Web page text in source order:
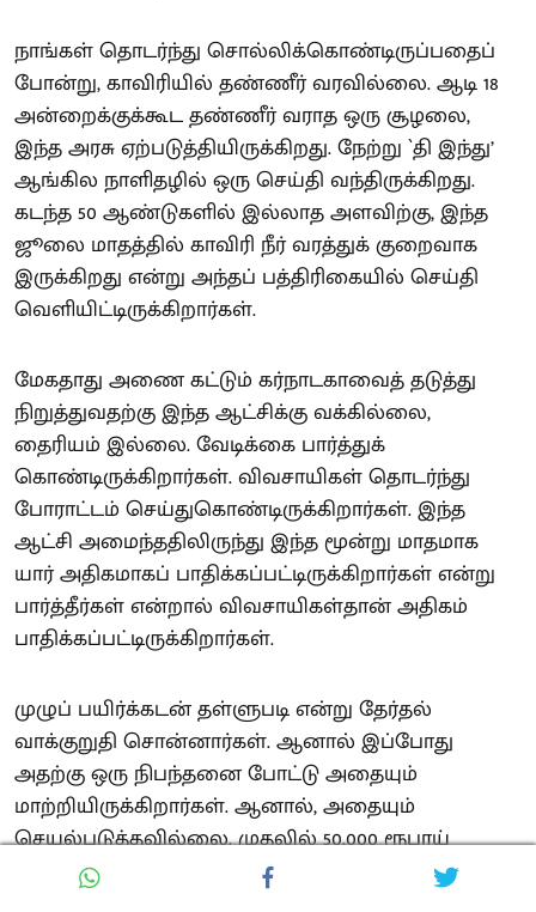
நாங்கள் தொடர்ந்து சொல்லிக்கொண்டிருப்பதைப்
போன்று, காவிரியில் தண்ணீர் வரவில்லை. ஆடி 18
அன்றைக்குக்கூட தண்ணீர் வராத ஒரு சூழலை,
இந்த அரசு ஏற்படுத்தியிருக்கிறது. நேற்று `தி இந்து’
ஆங்கில நாளிதழில் ஒரு செய்தி வந்திருக்கிறது.
கடந்த 50 ஆண்டுகளில் இல்லாத அளவிற்கு, இந்த
ஜூலை மாதத்தில் காவிரி நீர் வரத்துக் குறைவாக
இருக்கிறது என்று அந்தப் பத்திரிகையில் செய்தி
வெளியிட்டிருக்கிறார்கள்.
மேகதாது அணை கட்டும் கர்நாடகாவைத் தடுத்து
நிறுத்துவதற்கு இந்த ஆட்சிக்கு வக்கில்லை,
தைரியம் இல்லை. வேடிக்கை பார்த்துக்
கொண்டிருக்கிறார்கள். விவசாயிகள் தொடர்ந்து
போராட்டம் செய்துகொண்டிருக்கிறார்கள். இந்த
ஆட்சி அமைந்ததிலிருந்து இந்த மூன்று மாதமாக
யார் அதிகமாகப் பாதிக்கப்பட்டிருக்கிறார்கள் என்று
பார்த்தீர்கள் என்றால் விவசாயிகள்தான் அதிகம்
பாதிக்கப்பட்டிருக்கிறார்கள்.
முழுப் பயிர்க்கடன் தள்ளுபடி என்று தேர்தல்
வாக்குறுதி சொன்னார்கள். ஆனால் இப்போது
அதற்கு ஒரு நிபந்தனை போட்டு அதையும்
மாற்றியிருக்கிறார்கள். ஆனால், அதையும்
செயல்படுத்தவில்லை. முதலில் 50,000 ரூபாய்
சொன்னார்கள், எதிர்ப்பு தெரிவித்ததும் அதை 75,000